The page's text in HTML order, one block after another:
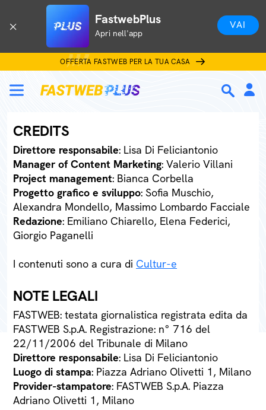
FastwebPlus
Apri nell'app
VAI
OFFERTA FASTWEB PER LA TUA CASA
CREDITS
Direttore responsabile: Lisa Di Feliciantonio
Manager of Content Marketing: Valerio Villani
Project management: Bianca Corbella
Progetto grafico e sviluppo: Sofia Muschio,
Alexandra Mondello, Massimo Lombardo Facciale
Redazione: Emiliano Chiarello, Elena Federici,
Giorgio Paganelli
I contenuti sono a cura di Cultur-e
NOTE LEGALI
FASTWEB: testata giornalistica registrata edita da
FASTWEB S.p.A. Registrazione: n° 716 del
22/11/2006 del Tribunale di Milano
Direttore responsabile: Lisa Di Feliciantonio
Luogo di stampa: Piazza Adriano Olivetti 1, Milano
Provider-stampatore: FASTWEB S.p.A. Piazza
Adriano Olivetti 1, Milano